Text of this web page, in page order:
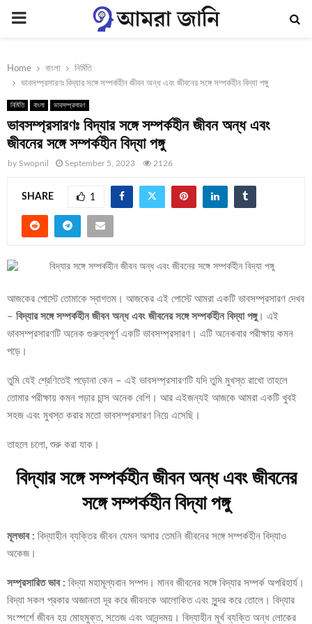
PRIMARY
Home বাংলা
নির্মিতি
ভাবসম্প্রসারণঃ বিদ্যার সঙ্গে সম্পর্কহীন জীবন অন্ধ এবং জীবনের সঙ্গে সম্পর্কহীন বিদ্যা পঙ্গু
নির্মিতি বাংলা ভাবসম্প্রসারণ
ভাবসম্প্রসারণঃ বিদ্যার সঙ্গে সম্পর্কহীন জীবন অন্ধ এবং
জীবনের সঙ্গে সম্পর্কহীন বিদ্যা পঙ্গু
by Swopnil September 5, 2023 2126
SHARE 1
আজকের পোস্টে তোমাকে স্বাগতম। আজকের এই পোস্টে আমরা একটি ভাবসম্প্রসারণ দেখব
– বিদ্যার সঙ্গে সম্পর্কহীন জীবন অন্ধ এবং জীবনের সঙ্গে সম্পর্কহীন বিদ্যা পঙ্গু। এই
ভাবসম্প্রসারণটি অনেক গুরুত্বপূর্ণ একটি ভাবসম্প্রসারণ। এটি অনেকবার পরীক্ষায় কমন
পড়ে।
তুমি যেই শ্রেণিতেই পড়োনা কেন – এই ভাবসম্প্রসারণটি যদি তুমি মুখস্ত রাখো তাহলে
তোমার পরীক্ষায় কমন পড়ার চান্স অনেক বেশি। আর এইজন্যই আজকে আমরা একটি খুবই
সহজ এবং মুখস্ত করার মতো ভাবসম্প্রসারণ নিয়ে এসেছি।
তাহলে চলো, শুরু করা যাক।
বিদ্যার সঙ্গে সম্পর্কহীন জীবন অন্ধ এবং জীবনের
সঙ্গে সম্পর্কহীন বিদ্যা পঙ্গু
মূলভাব : বিদ্যাহীন ব্যক্তির জীবন যেমন অসার তেমনি জীবনের সঙ্গে সম্পর্কহীন বিদ্যাও
অকেজ।
সম্প্রসারিত ভাব : বিদ্যা মহামূল্যবান সম্পদ। মানব জীবনের সঙ্গে বিদ্যার সম্পর্ক অপরিহার্য।
বিদ্যা সকল প্রকার অজ্ঞানতা দূর করে জীবনকে আলোকিত এবং সুন্দর করে তোলে। বিদ্যার
সংস্পর্শে জীবন হয় মোহমুক্ত, সতেজ এবং আনন্দময়। বিদ্যাহীন মূর্খ ব্যক্তি অন্ধ লোকের